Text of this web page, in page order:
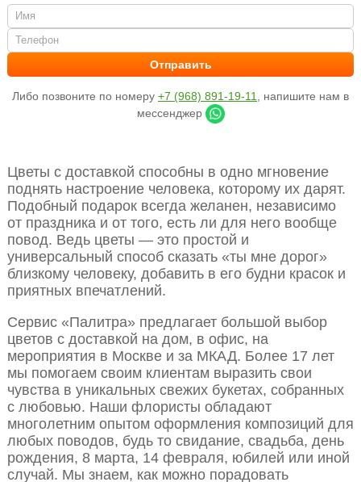
Либо позвоните по номеру +7 (968) 891-19-11
, напишите нам в
мессенджер
Цветы с доставкой способны в одно мгновение
поднять настроение человека, которому их дарят.
Подобный подарок всегда желанен, независимо
от праздника и от того, есть ли для него вообще
повод. Ведь цветы — это простой и
универсальный способ сказать «ты мне дорог»
близкому человеку, добавить в его будни красок и
приятных впечатлений.
Сервис «Палитра» предлагает большой выбор
цветов с доставкой на дом, в офис, на
мероприятия в Москве и за МКАД. Более 17 лет
мы помогаем своим клиентам выразить свои
чувства в уникальных свежих букетах, собранных
с любовью. Наши флористы обладают
многолетним опытом оформления композиций для
любых поводов, будь то свидание, свадьба, день
рождения, 8 марта, 14 февраля, юбилей или иной
случай. Мы знаем, как можно порадовать